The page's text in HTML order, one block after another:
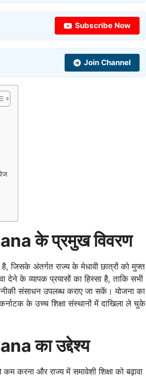
Subscribe Now
Join Channel
के प्रमुख विवरण
जिसके अंतर्गत राज्य के मेधावी छात्रों को मुफ्त
देने के व्यापक प्रयासों का हिस्सा है, ताकि सभी
संसाधन उपलब्ध कराए जा सकें। योजना का
के उच्च शिक्षा संस्थानों में दाखिला ले चुके
का उद्देश्य
करना और राज्य में समावेशी शिक्षा को बढ़ावा